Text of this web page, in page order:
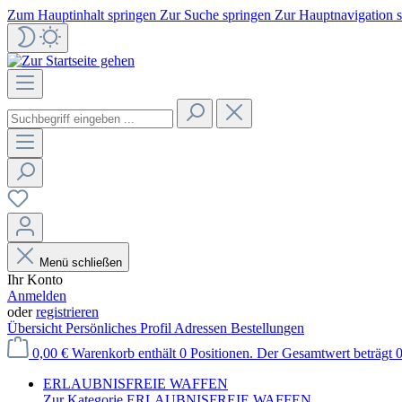
Zum Hauptinhalt springen Zur Suche springen Zur Hauptnavigation
Menü schließen
Ihr Konto
Anmelden
oderregistrieren
Übersicht Persönliches Profil Adressen Bestellungen
0,00 € Warenkorb enthält 0 Positionen. Der Gesamtwert beträgt
ERLAUBNISFREIE WAFFEN